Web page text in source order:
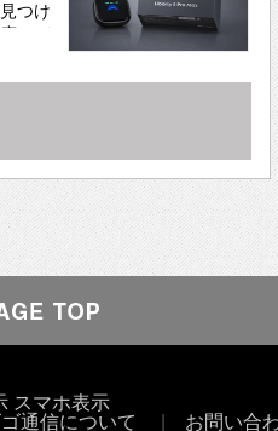
つけ
にび
スマホ表示
通信について お問い合